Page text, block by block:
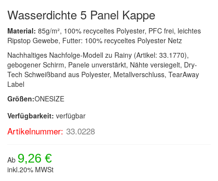
Wasserdichte 5 Panel Kappe
Material: 85g/m², 100% recyceltes Polyester, PFC frei, leichtes
Ripstop Gewebe, Futter: 100% recyceltes Polyester Netz
Nachhaltiges Nachfolge-Modell zu Rainy (Artikel: 33.1770),
gebogener Schirm, Panele unverstärkt, Nähte versiegelt, Dry-
Tech Schweißband aus Polyester, Metallverschluss, TearAway
Label
Größen:ONESIZE
Verfügbarkeit: verfügbar
Artikelnummer: 33.0228
Ab 9,26 €
inkl.20% MWSt